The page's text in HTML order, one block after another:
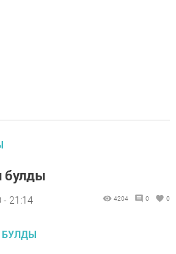
булды
- 21:14 4204 0 0